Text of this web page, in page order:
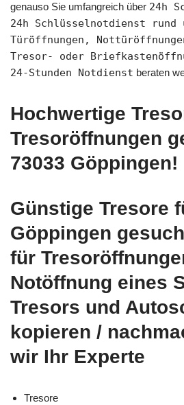
genauso Sie umfangreich über 24h
24h Schlüsselnotdienst rund
Türöffnungen,
Tresor- oder
24-Stunden Notdienst beraten
Hochwertige
Tresoröffnungen
73033 Göppingen!
Günstige Tresore
Göppingen
für
Notöffnung eines
Tresors und
kopieren /
wir Ihr Experte
Tresore